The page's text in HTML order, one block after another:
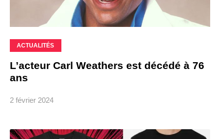
ACTUALITÉS
L’acteur Carl Weathers est décédé à 76
ans
2 février 2024